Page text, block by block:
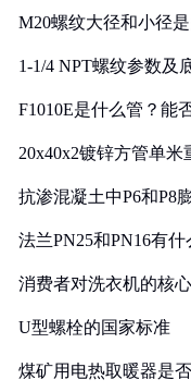
M20螺纹大径和小径
1-1/4 NPT螺纹参数及
F1010E是什么管？能
20x40x2镀锌方管单
抗渗混凝土中P6和P8
法兰PN25和PN16有什
消费者对洗衣机的核
U型螺栓的国家标准
煤矿用电热取暖器是